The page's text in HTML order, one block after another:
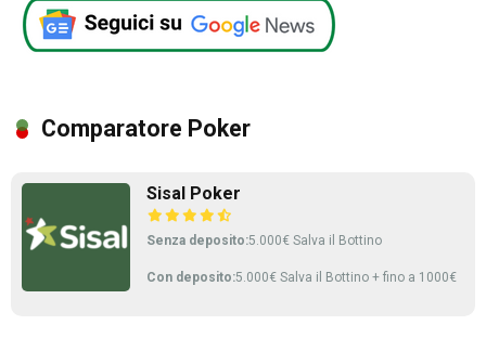
Comparatore Poker
Sisal Poker
Senza deposito:5.000€ Salva il Bottino
Con deposito:5.000€ Salva il Bottino + fino a 1000€